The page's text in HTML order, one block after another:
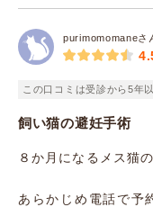
purimomomaneさ
この口コミは受診から5年
飼い猫の避妊手術
８か月になるメス猫
あらかじめ電話で予